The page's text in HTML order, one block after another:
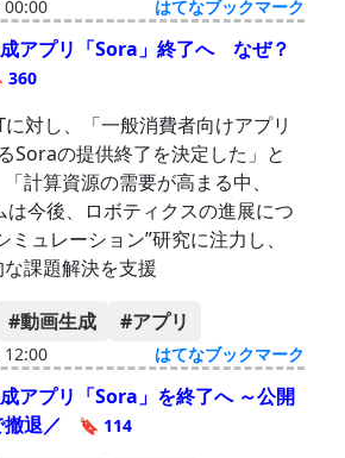
00:00 はてなブックマーク
アプリ「Sora」終了へ なぜ？
360
対し、「一般消費者向けアプリ
Soraの提供終了を決定した」と
計算資源の需要が高まる中、
今後、ロボティクスの進展につ
ミュレーション”研究に注力し、
課題解決を支援
#動画生成 #アプリ
12:00 はてなブックマーク
アプリ「Sora」を終了へ ～公開
退／
🔖 114